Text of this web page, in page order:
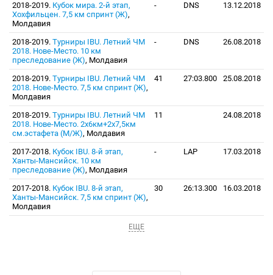
2018-2019. Кубок мира. 2-й этап,
Хохфильцен. 7,5 км спринт (Ж),
Молдавия
- DNS 13.12.2018
2018-2019. Турниры IBU. Летний ЧМ
2018. Нове-Место. 10 км
преследование (Ж), Молдавия
- DNS 26.08.2018
2018-2019. Турниры IBU. Летний ЧМ
2018. Нове-Место. 7,5 км спринт (Ж),
Молдавия
41 27:03.800 25.08.2018
2018-2019. Турниры IBU. Летний ЧМ
2018. Нове-Место. 2х6км+2х7,5км
см.эстафета (М/Ж), Молдавия
11 24.08.2018
2017-2018. Кубок IBU. 8-й этап,
Ханты-Мансийск. 10 км
преследование (Ж), Молдавия
- LAP 17.03.2018
2017-2018. Кубок IBU. 8-й этап,
Ханты-Мансийск. 7,5 км спринт (Ж),
Молдавия
30 26:13.300 16.03.2018
ЕЩЕ